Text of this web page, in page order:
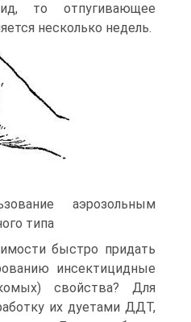
то отпу­гивающее
несколько недель.
аэрозоль­ным
типа
быстро придать
инсектицид­ные
свойства? Для
их ду­етами ДДТ,